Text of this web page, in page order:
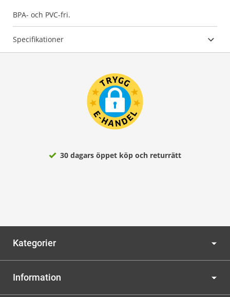
BPA- och PVC-fri.
Specifikationer
30 dagars öppet köp och returrätt
Kategorier
Information